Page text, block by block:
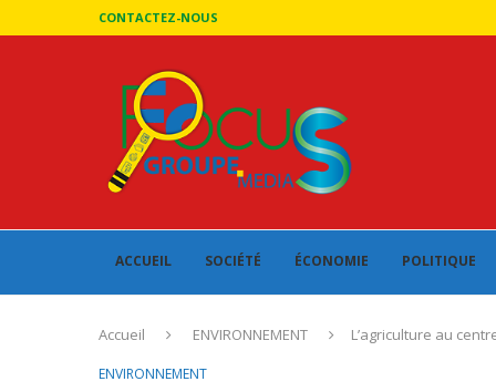
CONTACTEZ-NOUS
ACCUEIL SOCIÉTÉ ÉCONOMIE POLITIQUE
Accueil ENVIRONNEMENT L’agriculture au
ENVIRONNEMENT